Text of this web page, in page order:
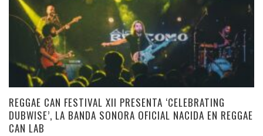
REGGAE CAN FESTIVAL XII PRESENTA ‘CELEBRATING
DUBWISE’, LA BANDA SONORA OFICIAL NACIDA EN REGGAE
CAN LAB